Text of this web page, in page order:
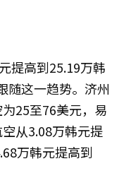
提高到25.19万韩
随这一趋势。济州
25至76美元，易
从3.08万韩元提
万韩元提高到